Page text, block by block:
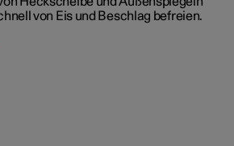
von Eis und Beschlag befreien.